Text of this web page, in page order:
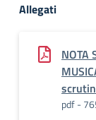
Allegati
NOTA
pdf -